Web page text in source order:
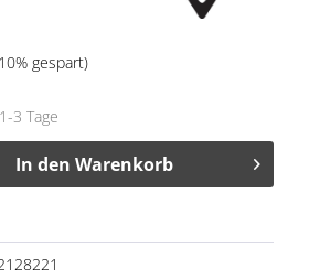
gespart)
3 Tage
In den Warenkorb